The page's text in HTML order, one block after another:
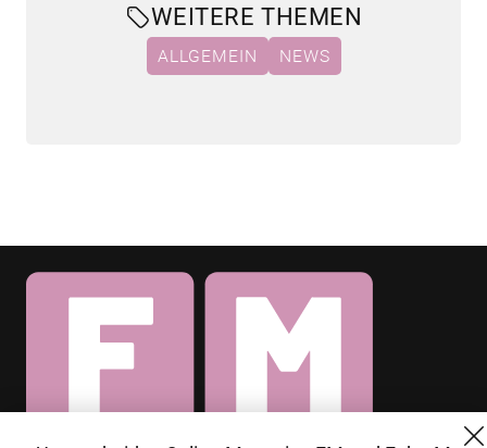
WEITERE THEMEN
ALLGEMEIN NEWS